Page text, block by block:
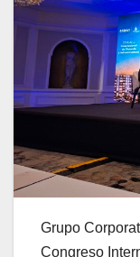
Grupo
Congreso